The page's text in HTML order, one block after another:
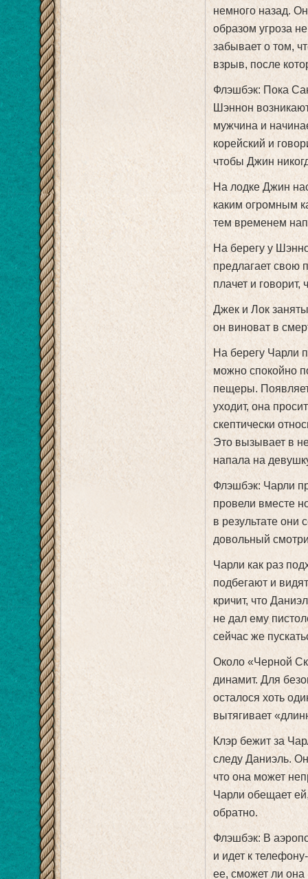
немного назад.
образом угроза
забывает о том,
взрыв, после
Флэшбэк: Пока
Шэннон
мужчина и
корейский и
чтобы Джин
На лодке Джин
каким огромным
тем временем
На берегу у
предлагает свою
плачет и говорит,
Джек и Лок
он виноват в
На берегу Чарли
можно спокойно
пещеры.
уходит, она
скептически
Это вызывает в
напала на
Флэшбэк: Чарли
провели вместе
в результате они
довольный
Чарли как раз
подбегают и
кричит, что
не дал ему
сейчас же
Около «Черной
динамит. Для
осталося хоть
вытягивает
Клэр бежит за
следу Даниэль.
что она может
Чарли обещает
обратно.
Флэшбэк: В
и идет к
ее, сможет ли она